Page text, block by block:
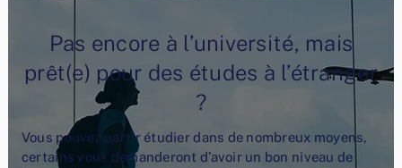
Pas encore à l’université, mais
prêt(e) pour des études à l’étranger
?
Vous pouvez partir étudier dans de nombreux moyens,
certains vous demanderont d’avoir un bon niveau de